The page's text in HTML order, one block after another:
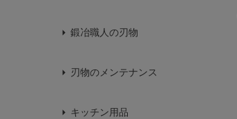
鍛冶職人の刃物
刃物のメンテナンス
キッチン用品